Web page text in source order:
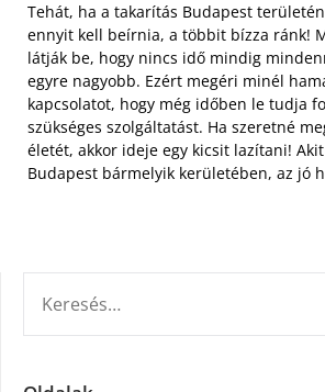
Tehát, ha a takarítás Budapest
ennyit kell beírnia, a többit bízza ránk!
látják be, hogy nincs idő mindig
egyre nagyobb. Ezért megéri minél
kapcsolatot, hogy még időben le tudja
szükséges szolgáltatást. Ha szeretné
életét, akkor ideje egy kicsit lazítani!
Budapest bármelyik kerületében, az jó